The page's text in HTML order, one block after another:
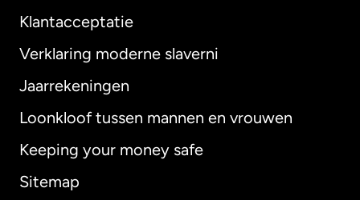
Klantacceptatie
Verklaring moderne slaverni
Jaarrekeningen
Loonkloof tussen mannen en vrouwen
Keeping your money safe
Sitemap
Internationaal English
Australië